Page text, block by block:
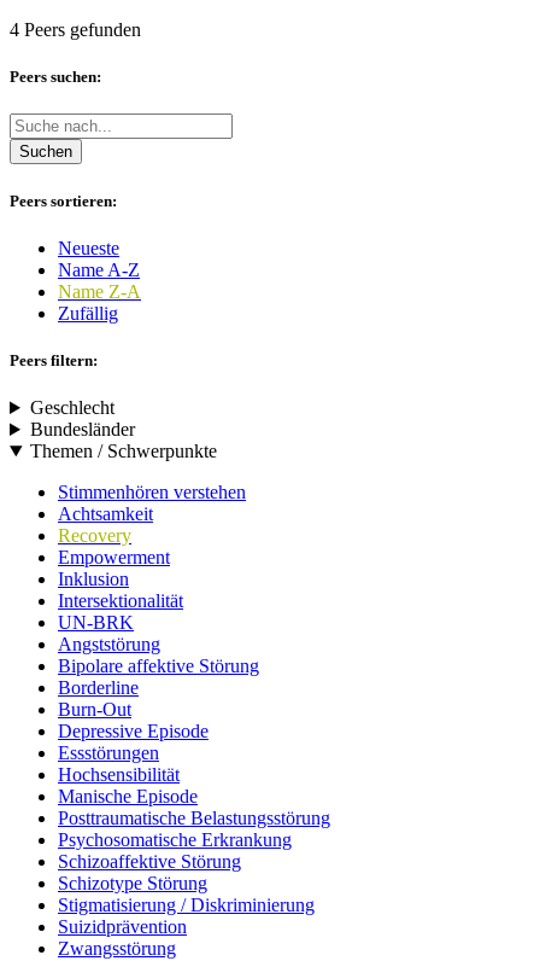
4 Peers gefunden
Peers suchen:
Suchen
Peers sortieren:
Neueste
Name A-Z
Name Z-A
Zufällig
Peers filtern:
Geschlecht
Bundesländer
Themen / Schwerpunkte
Stimmenhören verstehen
Achtsamkeit
Recovery
Empowerment
Inklusion
Intersektionalität
UN-BRK
Angststörung
Bipolare affektive Störung
Borderline
Burn-Out
Depressive Episode
Essstörungen
Hochsensibilität
Manische Episode
Posttraumatische Belastungsstörung
Psychosomatische Erkrankung
Schizoaffektive Störung
Schizotype Störung
Stigmatisierung / Diskriminierung
Suizidprävention
Zwangsstörung